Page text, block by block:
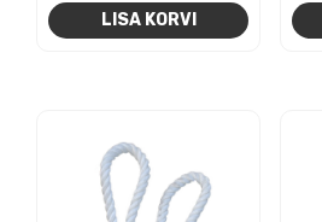
LISA KORVI